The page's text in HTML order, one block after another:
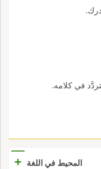
في كلامه.
المحيط في اللغة
+